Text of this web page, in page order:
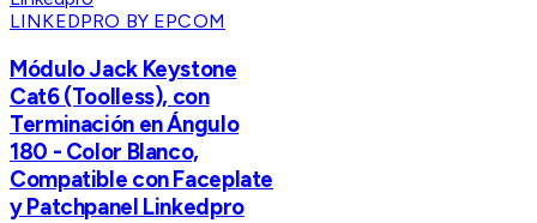
LINKEDPRO BY EPCOM
Módulo Jack Keystone
Cat6 (Toolless), con
Terminación en Ángulo
180 - Color Blanco,
Compatible con Faceplate
y Patchpanel Linkedpro